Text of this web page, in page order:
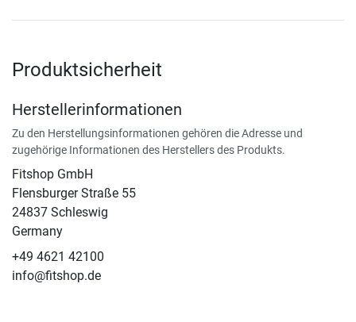
Produktsicherheit
Herstellerinformationen
Zu den Herstellungsinformationen gehören die Adresse und
zugehörige Informationen des Herstellers des Produkts.
Fitshop GmbH
Flensburger Straße 55
24837 Schleswig
Germany
+49 4621 42100
info@fitshop.de